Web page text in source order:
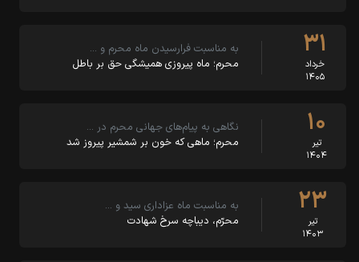
۳۱
خرداد
۱۴۰۵
به مناسبت فرارسیدن ماه محرم و …
محرم؛ ماه پیروزی همیشگی حق بر باطل
۱۰
تیر
۱۴۰۴
نگاهی به پیام‌های جهانی محرم در …
محرم؛ ماهی که خون بر شمشیر پیروز شد
۲۳
تیر
۱۴۰۳
به مناسبت ماه عزاداری سید و …
‏‏محرّم، دیباچه سرخ شهادت